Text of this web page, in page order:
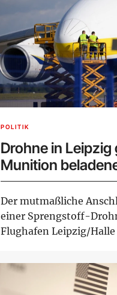
POLITIK
Drohne in
Munition
Der mutmaßliche
einer Sprengstoff-
Flughafen Leipzig/